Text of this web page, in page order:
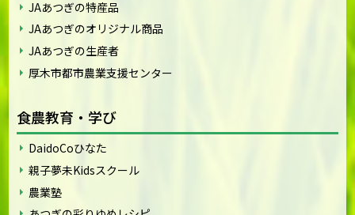
JAあつぎの特産品
JAあつぎのオリジナル商品
JAあつぎの生産者
厚木市都市農業支援センター
食農教育・学び
DaidoCoひなた
親子夢未Kidsスクール
農業塾